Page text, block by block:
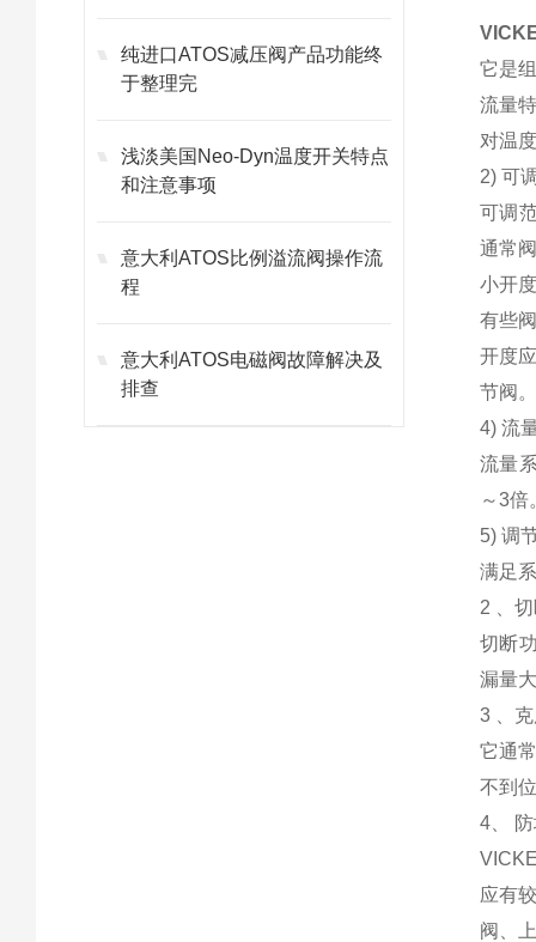
纯进口ATOS减压阀产品功能终
于整理完
浅淡美国Neo-Dyn温度开关特点
和注意事项
意大利ATOS比例溢流阀操作流
程
意大利ATOS电磁阀故障解决及
排查
它是
流量
对温
2) 可
可调
通常
小开
有些
开度
节阀
4) 流
流量
～3倍
5) 调
满足
2 、
切断
漏量
3 、
它通
不到
4、
应有
阀、